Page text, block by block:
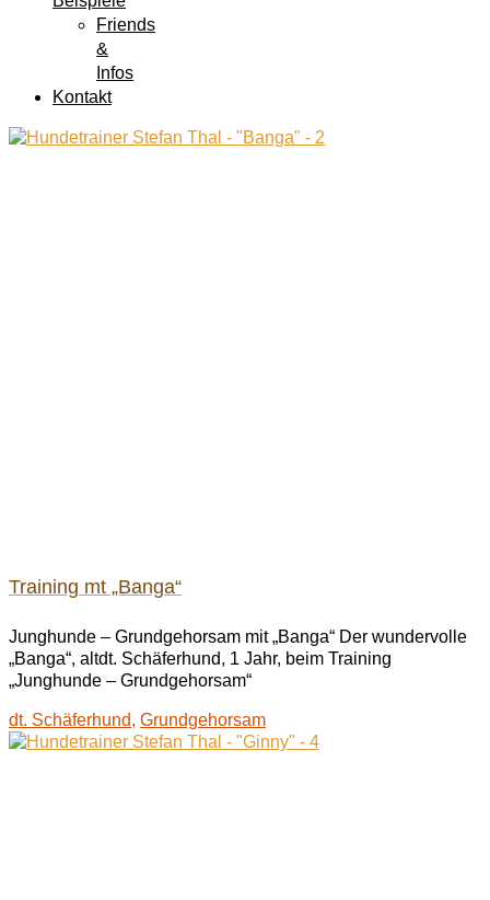
Friends
&
Infos
Kontakt
Training mt „Banga“
Junghunde – Grundgehorsam mit „Banga“ Der wundervolle
„Banga“, altdt. Schäferhund, 1 Jahr, beim Training
„Junghunde – Grundgehorsam“
dt. Schäferhund, Grundgehorsam